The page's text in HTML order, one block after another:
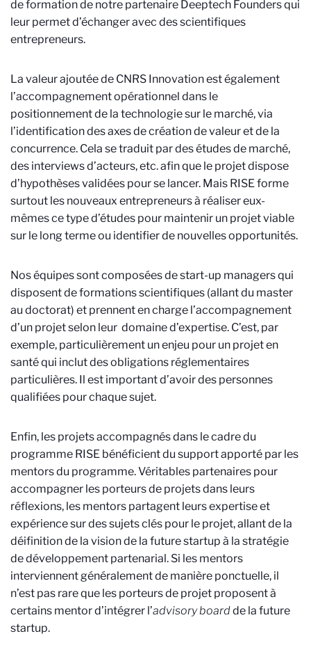
de formation de notre partenaire Deeptech Founders qui
leur permet d’échanger avec des scientifiques
entrepreneurs.
La valeur ajoutée de CNRS Innovation est également
l’accompagnement opérationnel dans le
positionnement de la technologie sur le marché, via
l’identification des axes de création de valeur et de la
concurrence. Cela se traduit par des études de marché,
des interviews d’acteurs, etc. afin que le projet dispose
d’hypothèses validées pour se lancer. Mais RISE forme
surtout les nouveaux entrepreneurs à réaliser eux-
mêmes ce type d’études pour maintenir un projet viable
sur le long terme ou identifier de nouvelles opportunités.
Nos équipes sont composées de start-up managers qui
disposent de formations scientifiques (allant du master
au doctorat) et prennent en charge l’accompagnement
d’un projet selon leur domaine d’expertise. C’est, par
exemple, particulièrement un enjeu pour un projet en
santé qui inclut des obligations réglementaires
particulières. Il est important d’avoir des personnes
qualifiées pour chaque sujet.
Enfin, les projets accompagnés dans le cadre du
programme RISE bénéficient du support apporté par les
mentors du programme. Véritables partenaires pour
accompagner les porteurs de projets dans leurs
réflexions, les mentors partagent leurs expertise et
expérience sur des sujets clés pour le projet, allant de la
déifinition de la vision de la future startup à la stratégie
de développement partenarial. Si les mentors
interviennent généralement de manière ponctuelle, il
n’est pas rare que les porteurs de projet proposent à
certains mentor d’intégrer l’advisory boardde la future
startup.